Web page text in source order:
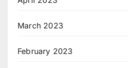
March 2023
February 2023